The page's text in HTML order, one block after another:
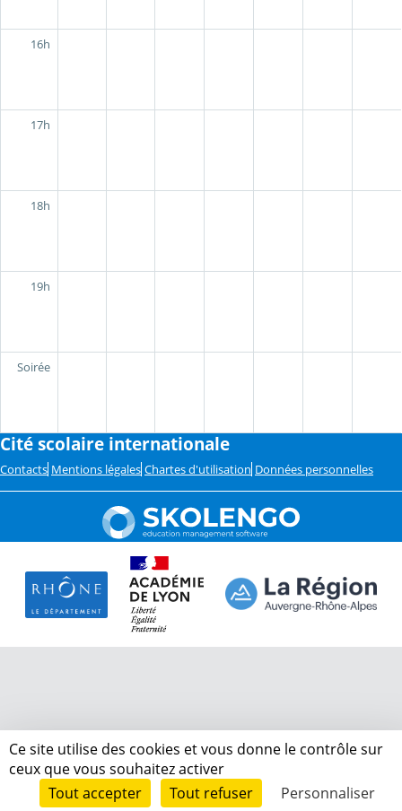
16h
17h
18h
19h
Soirée
Cité scolaire internationale
Contacts Mentions légales Chartes d'utilisation Données personnelles
Ce site utilise des cookies et vous donne le contrôle sur
ceux que vous souhaitez activer
Tout accepter
Tout refuser Personnaliser